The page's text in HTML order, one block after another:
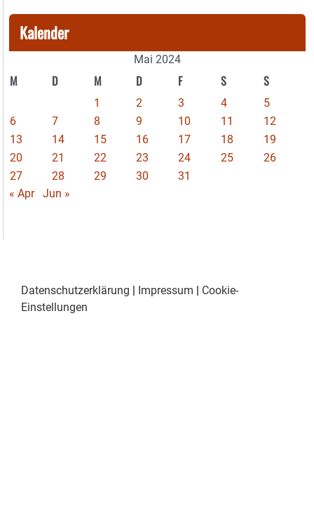
Kalender
Mai 2024
M D M D F S S
1 2 3 4
5
6
7 8 9 10 11
12
13
14 15 16 17 18
19
20
21 22 23 24 25
26
27
28 29 30
31
« Apr
Jun »
Datenschutzerklärung | Impressum | Cookie-
Einstellungen